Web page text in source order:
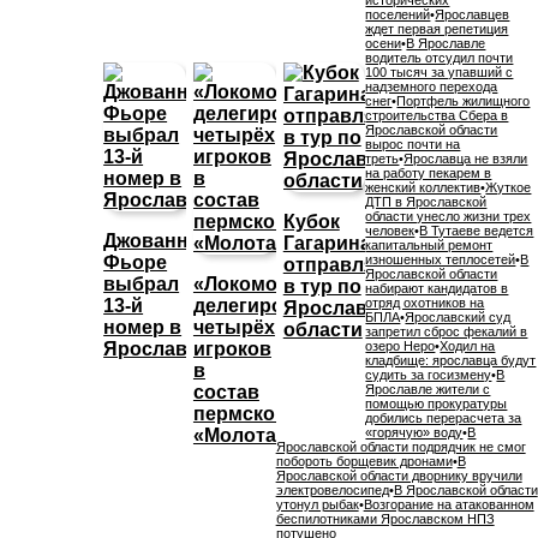
Джованни
Фьоре
выбрал
13-й
номер в
Ярославле
«Локомотив»
делегировал
четырёх
игроков
в
состав
пермского
«Молота»
Кубок
Гагарина
отправляется
в тур по
Ярославской
области
поселений•Ярославцев
ждет первая репетиция
осени•В Ярославле
водитель отсудил почти
100 тысяч за упавший с
надземного перехода
снег•Портфель жилищного
строительства Сбера в
Ярославской области
вырос почти на
треть•Ярославца не взяли
на работу пекарем в
женский коллектив•Жуткое
ДТП в Ярославской
области унесло жизни трех
человек•В Тутаеве ведется
капитальный ремонт
изношенных теплосетей•В
Ярославской области
набирают кандидатов в
отряд охотников на
БПЛА•Ярославский суд
запретил сброс фекалий в
озеро Неро•Ходил на
кладбище: ярославца будут
судить за госизмену•В
Ярославле жители с
помощью прокуратуры
добились перерасчета за
«горячую» воду•В
Ярославской области подрядчик не смог
побороть борщевик дронами•В
Ярославской области дворнику вручили
электровелосипед•В Ярославской области
утонул рыбак•Возгорание на атакованном
беспилотниками Ярославском НПЗ
потушено